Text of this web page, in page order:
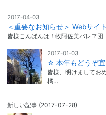
2017-04-03
＜重要なお知らせ＞ Webサイ
皆様こんばんは！牧阿佐美バレヱ
2017-01-03
☆ 本年もどうぞ
皆様、明けましてお
橘…
新しい記事 (2017-07-28)